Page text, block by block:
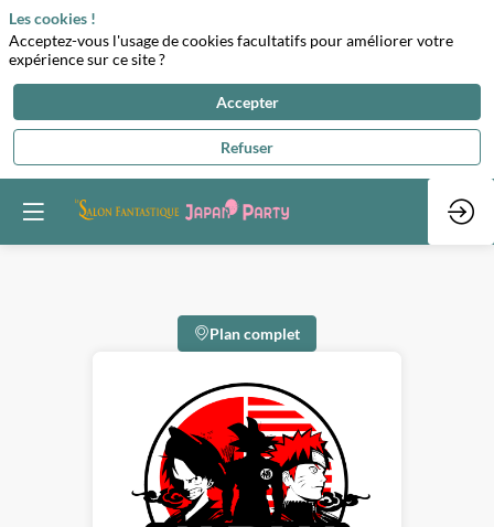
Plan complet
Les cookies !
Acceptez-vous l'usage de cookies facultatifs pour améliorer votre
expérience sur ce site ?
Accepter
Refuser